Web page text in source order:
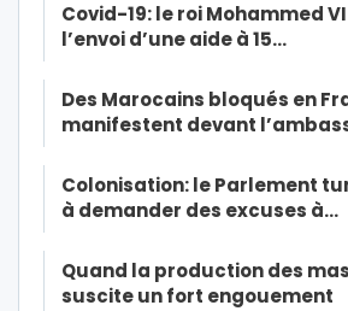
Covid-19: le roi Mohammed
l’envoi d’une aide à 15…
Des Marocains bloqués en
manifestent devant
Colonisation: le Parlement
à demander des excuses à…
Quand la production des
suscite un fort engouement